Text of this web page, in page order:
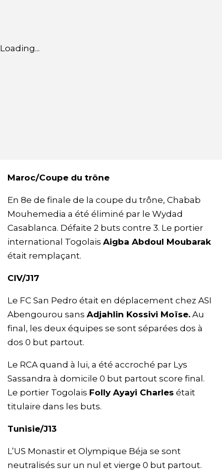
Loading...
Maroc/Coupe du trône
En 8e de finale de la coupe du trône, Chabab
Mouhemedia a été éliminé par le Wydad
Casablanca. Défaite 2 buts contre 3. Le portier
international Togolais Aigba Abdoul Moubarak
était remplaçant.
CIV/J17
Le FC San Pedro était en déplacement chez ASI
Abengourou sans Adjahlin Kossivi Moïse. Au
final, les deux équipes se sont séparées dos à
dos 0 but partout.
Le RCA quand à lui, a été accroché par Lys
Sassandra à domicile 0 but partout score final.
Le portier Togolais Folly Ayayi Charles était
titulaire dans les buts.
Tunisie/J13
L’US Monastir et Olympique Béja se sont
neutralisés sur un nul et vierge 0 but partout.